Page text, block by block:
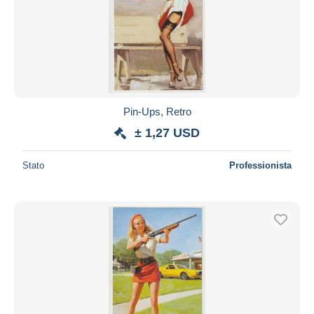
Pin-Ups, Retro
± 1,27 USD
Stato Professionista